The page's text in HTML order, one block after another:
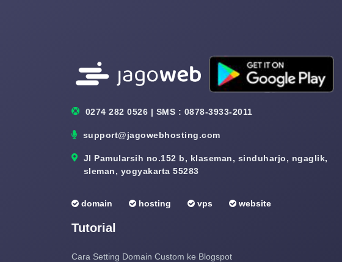
0274 282 0526 | SMS : 0878-3933-2011
support@jagowebhosting.com
Jl Pamularsih no.152 b, klaseman, sinduharjo, ngaglik,
sleman, yogyakarta 55283
domain hosting vps website
Tutorial
Cara Setting Domain Custom ke Blogspot